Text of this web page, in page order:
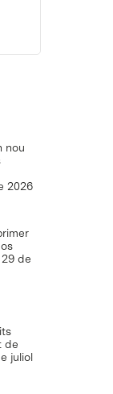
nou
2026
29 de
de
juliol